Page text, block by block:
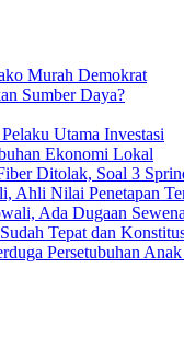
Murah Demokrat
Sumber Daya?
Utama Investasi
Ekonomi Lokal
Ditolak, Soal 3
Ahli Nilai Penetapan
Ada Dugaan
Tepat dan
Persetubuhan